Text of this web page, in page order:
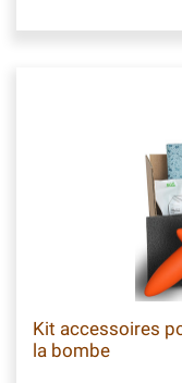
Kit accessoires
la bombe